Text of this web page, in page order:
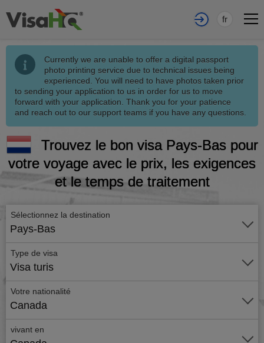
fr
Currently we are unable to offer a digital passport
photo printing service due to technical issues being
experienced. You will need to have photos taken prior
to sending your application to us in order for us to move
forward with your application. Thank you for your patience
and reach out to our support teams if you have any questions.
Trouvez le bon visa Pays-Bas pour
votre voyage avec le prix, les exigences
et le temps de traitement
Sélectionnez la destination
Pays-Bas
Type de visa
Visa turis
Votre nationalité
Canada
vivant en